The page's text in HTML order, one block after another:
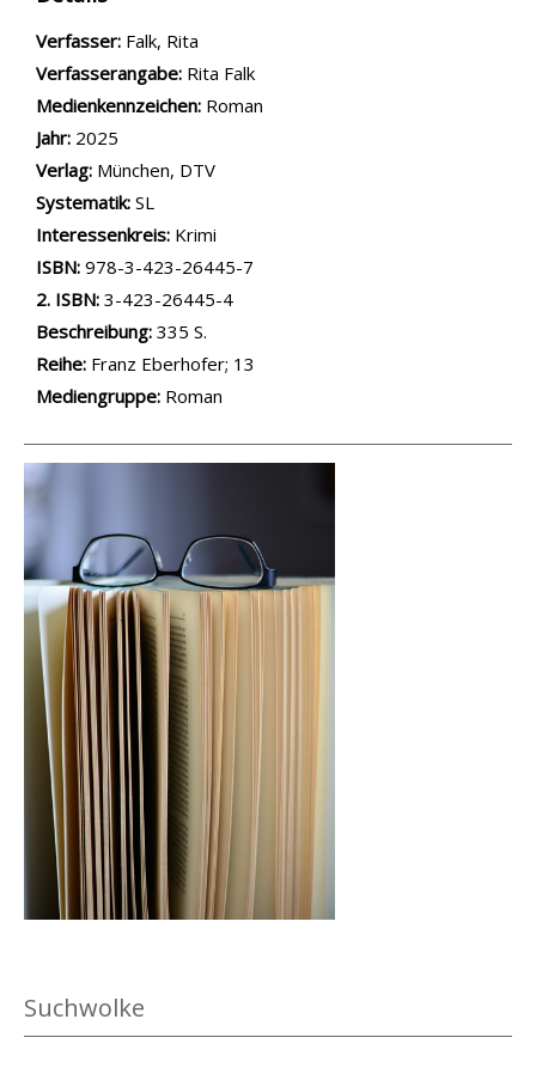
Verfasser: Suche nach diesem Verfasser
Falk, Rita
Verfasserangabe: Rita Falk
Medienkennzeichen: Roman
Jahr: 2025
Verlag: München, DTV
opens in new tab
Diesen Link in neuem Tab öffnen
Systematik: Suche nach dieser Systematik
SL
Interessenkreis: Suche nach diesem Interessenskreis
Krimi
ISBN: 978-3-423-26445-7
2. ISBN: 3-423-26445-4
Beschreibung: 335 S.
Reihe: Franz Eberhofer; 13
Suche nach dieser Beteiligten Person
Mediengruppe: Roman
Suchwolke